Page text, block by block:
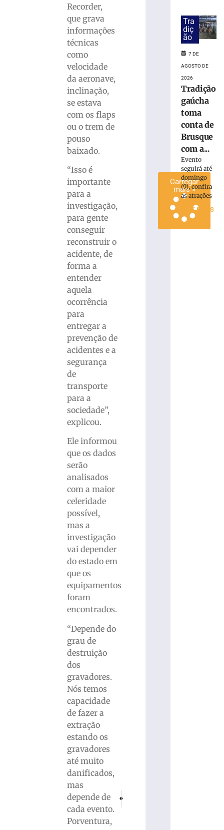
Recorder,
que grava
informações
técnicas
como
velocidade
da aeronave,
inclinação,
se estava
com os flaps
ou o trem de
pouso
baixado.
“Isso é
importante
para a
investigação,
para gente
conseguir
reconstruir o
acidente, de
forma a
entender
aquela
ocorrência
para
entregar a
prevenção de
acidentes e a
segurança
de
transporte
para a
sociedade”,
explicou.
Ele informou
que os dados
serão
analisados
com a maior
celeridade
possível,
mas a
investigação
vai depender
do estado em
que os
equipamentos
foram
encontrados.
“Depende do
grau de
destruição
dos
gravadores.
Nós temos
capacidade
de fazer a
extração
estando os
gravadores
até muito
danificados,
mas
depende de
cada evento.
Porventura,
PRÓXIMO
tráfico
pessoas
exploração
sexual
Carregar
mais »
Tra
diç
ão
7 DE
AGOSTO DE
2026
Tradição
gaúcha
toma
conta de
Brusque
com a...
Evento
seguirá até
domingo
(9); confira
as atrações
Ler mais